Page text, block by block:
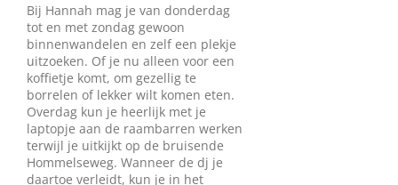
Bij Hannah mag je van donderdag
tot en met zondag gewoon
binnenwandelen en zelf een plekje
uitzoeken. Of je nu alleen voor een
koffietje komt, om gezellig te
borrelen of lekker wilt komen eten.
Overdag kun je heerlijk met je
laptopje aan de raambarren werken
terwijl je uitkijkt op de bruisende
Hommelseweg. Wanneer de dj je
daartoe verleidt, kun je in het